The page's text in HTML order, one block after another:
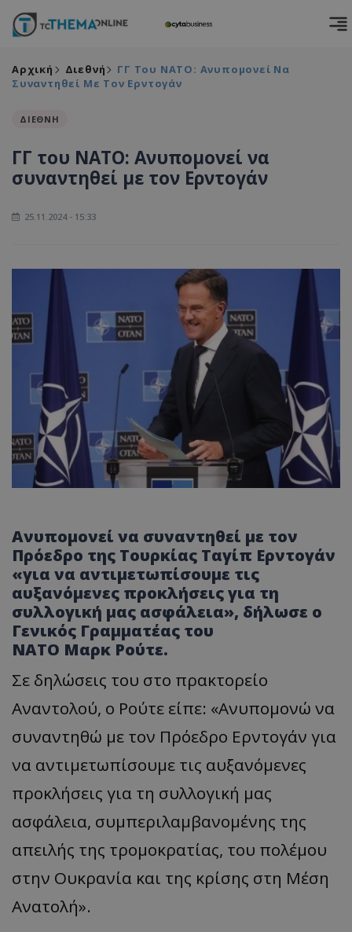
Αρχική Διεθνή
ΓΓ Του ΝΑΤΟ: Ανυπομονεί Να
Συναντηθεί Με Τον Ερντογάν
ΔΙΕΘΝΗ
ΓΓ του ΝΑΤΟ: Ανυπομονεί να
συναντηθεί με τον Ερντογάν
25.11.2024 - 15:33
Ανυπομονεί να συναντηθεί με τον
Πρόεδρο της Τουρκίας Ταγίπ Ερντογάν
«για να αντιμετωπίσουμε τις
αυξανόμενες προκλήσεις για τη
συλλογική μας ασφάλεια», δήλωσε ο
Γενικός Γραμματέας του
ΝΑΤΟ Μαρκ Ρούτε.
Σε δηλώσεις του στο πρακτορείο
Αναντολού, ο Ρούτε είπε: «Ανυπομονώ να
συναντηθώ με τον Πρόεδρο Ερντογάν για
να αντιμετωπίσουμε τις αυξανόμενες
προκλήσεις για τη συλλογική μας
ασφάλεια, συμπεριλαμβανομένης της
απειλής της τρομοκρατίας, του πολέμου
στην Ουκρανία και της κρίσης στη Μέση
Ανατολή».